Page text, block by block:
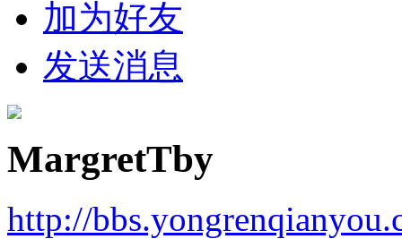
加为好友
发送消息
MargretTby
http://